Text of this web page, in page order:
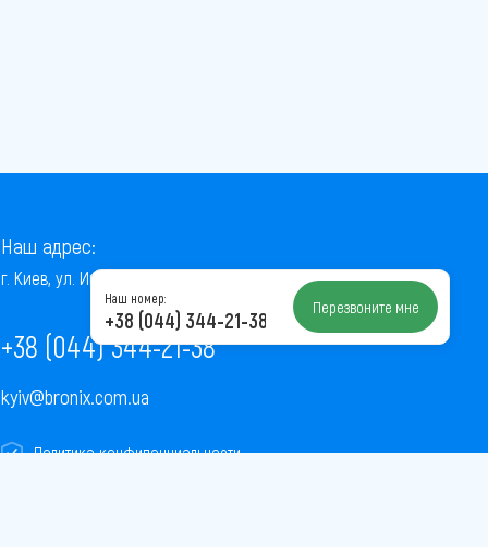
Наш адрес:
г. Киев, ул. Институтская, 22/7, оф. 41
+38 (044) 344-21-38
kyiv@bronix.com.ua
Политика конфиденциальности
Наш номер:
+38 (044) 344-21-38 Перезвоните мне